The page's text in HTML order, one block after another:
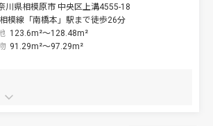
川県相模原市 中央区上溝4555-18
模線「南橋本」駅まで徒歩26分
123.6m²～128.48m²
91.29m²～97.29m²